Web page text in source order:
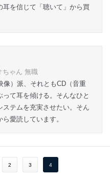
を信じて「聴いて」から買
ちゃん 無職
像）派、それともCD（音重
て耳を傾ける。そんなひと
ステムを充実させたい。そん
愛読しています。
2 3 4